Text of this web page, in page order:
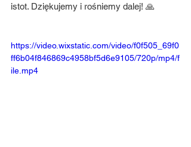
istot. Dziękujemy i rośniemy dalej! 🙏
https://video.wixstatic.com/video/f0f505_69f0
ff6b04f846869c4958bf5d6e9105/720p/mp4/f
ile.mp4